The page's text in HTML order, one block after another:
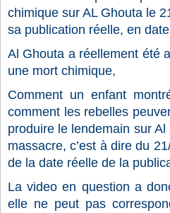
chimique sur AL Ghouta le
sa publication réelle, en
Al Ghouta a réellement été
une mort chimique,
Comment un enfant
comment les rebelles
produire le lendemain sur
massacre, c’est à dire du
de la date réelle de la
La video en question a
elle ne peut pas